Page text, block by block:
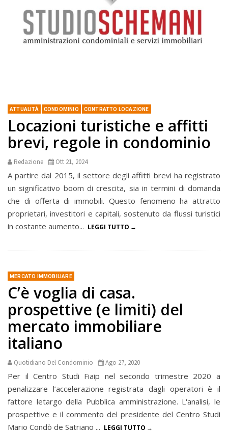
ATTUALITÀ CONDOMINIO CONTRATTO LOCAZIONE
Locazioni turistiche e affitti
brevi, regole in condominio
Redazione Ott 21, 2024
A partire dal 2015, il settore degli affitti brevi ha registrato
un significativo boom di crescita, sia in termini di domanda
che di offerta di immobili. Questo fenomeno ha attratto
proprietari, investitori e capitali, sostenuto da flussi turistici
in costante aumento... LEGGI TUTTO
MERCATO IMMOBILIARE
C’è voglia di casa.
prospettive (e limiti) del
mercato immobiliare
italiano
Quotidiano Del Condominio Ago 27, 2020
Per il Centro Studi Fiaip nel secondo trimestre 2020 a
penalizzare l’accelerazione registrata dagli operatori è il
fattore letargo della Pubblica amministrazione. L'analisi, le
prospettive e il commento del presidente del Centro Studi
Mario Condò de Satriano ... LEGGI TUTTO